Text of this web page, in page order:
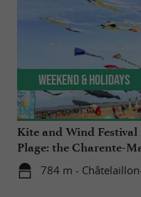
Kite and Wind
Plage: the Charente-
tested it for you!
784 m -
Weekend & Holidays